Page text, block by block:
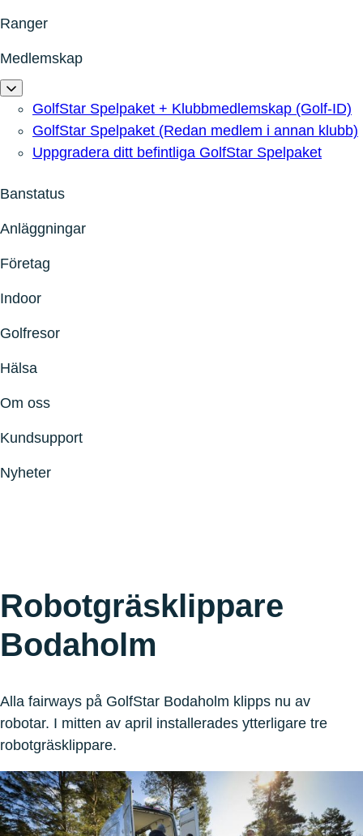
Ranger
Medlemskap
GolfStar Spelpaket + Klubbmedlemskap (Golf-ID)
GolfStar Spelpaket (Redan medlem i annan klubb)
Uppgradera ditt befintliga GolfStar Spelpaket
Banstatus
Anläggningar
Företag
Indoor
Golfresor
Hälsa
Om oss
Kundsupport
Nyheter
Robotgräsklippare
Bodaholm
Alla fairways på GolfStar Bodaholm klipps nu av
robotar. I mitten av april installerades ytterligare tre
robotgräsklippare.